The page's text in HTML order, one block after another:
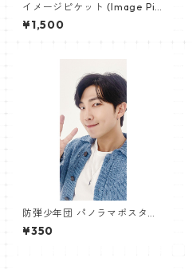
イメージピケット (Image Pic
ket) うちわ - ジョングク (JU
NGKOOK_19)
¥1,500
防弾少年団 パノラマポスター
(BTS Poster) 700*330mm
【アールエム RM-14】
¥350